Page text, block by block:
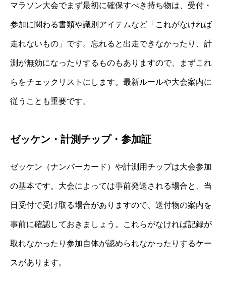
マラソン大会でまず最初に確保すべき持ち物は、受付・
参加に関わる書類や識別アイテムなど「これがなければ
走れないもの」です。忘れると出走できなかったり、計
測が無効になったりするものもありますので、まずこれ
らをチェックリストにします。最新ルールや大会案内に
従うことも重要です。
ゼッケン・計測チップ・参加証
ゼッケン（ナンバーカード）や計測用チップは大会参加
の基本です。大会によっては事前発送される場合と、当
日受付で受け取る場合がありますので、送付物の案内を
事前に確認しておきましょう。これらがなければ記録が
取れなかったり参加自体が認められなかったりするケー
スがあります。